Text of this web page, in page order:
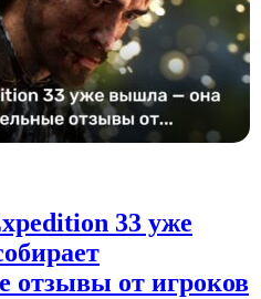
33 уже
отзывы от игроков